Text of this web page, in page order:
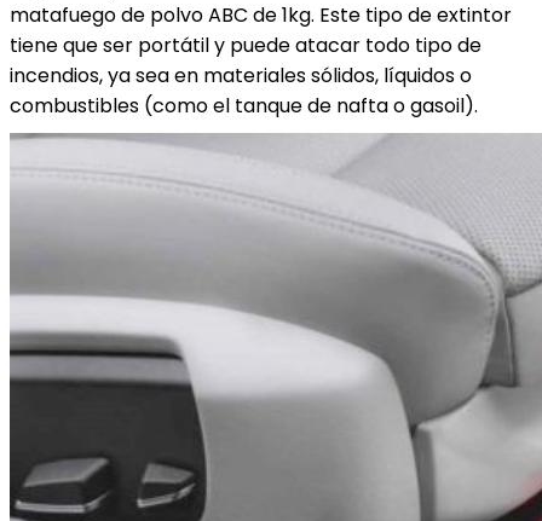
matafuego de polvo ABC de 1kg. Este tipo de extintor
tiene que ser portátil y puede atacar todo tipo de
incendios, ya sea en materiales sólidos, líquidos o
combustibles (como el tanque de nafta o gasoil).